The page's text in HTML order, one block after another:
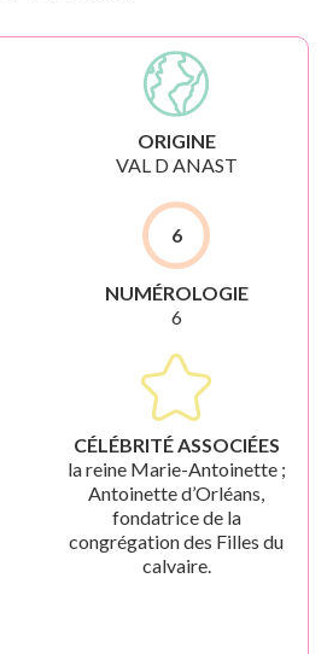
ORIGINE
VAL D ANAST
6
NUMÉROLOGIE
6
CÉLÉBRITÉ ASSOCIÉES
la reine Marie-Antoinette ;
Antoinette d’Orléans,
fondatrice de la
congrégation des Filles du
calvaire.